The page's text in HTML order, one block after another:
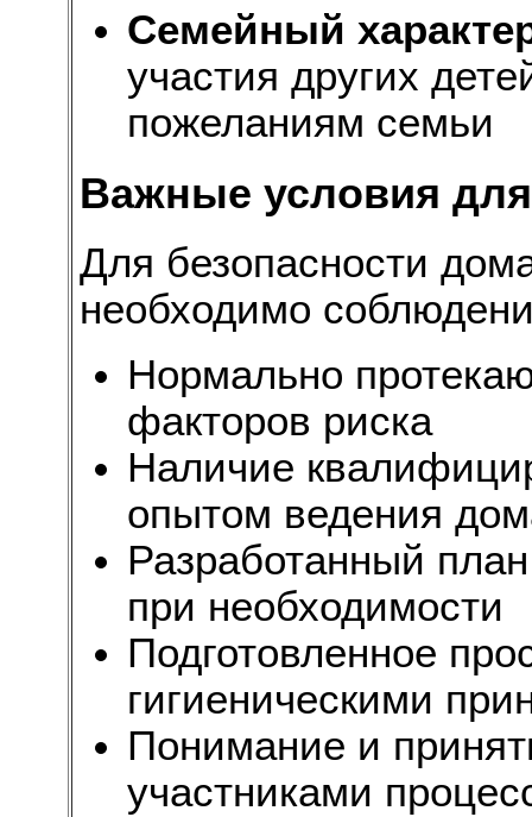
Семейный
участия других
пожеланиям семьи
Важные условия
Для безопасности
необходимо
Нормально
факторов риска
Наличие
опытом ведения
Разработанный
при необходимости
Подготовленное
гигиеническими
Понимание и
участниками